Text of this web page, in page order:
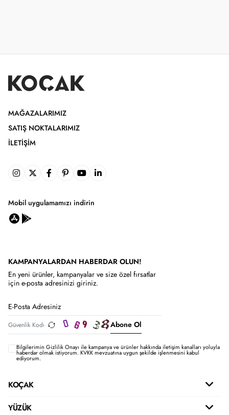
MAĞAZALARIMIZ
SATIŞ NOKTALARIMIZ
İLETIŞIM
Mobil uygulamamızı indirin
KAMPANYALARDAN HABERDAR OLUN!
En yeni ürünler, kampanyalar ve size özel fırsatlar
için e-posta adresinizi giriniz.
Abone Ol
Bilgilerimin Gizlilik Onayı ile kampanya ve ürünler hakkında iletişim kanalları yoluyla
haberdar olmak istiyorum.KVKK mevzuatına uygun şekilde işlenmesini kabul
ediyorum.
KOÇAK
YÜZÜK